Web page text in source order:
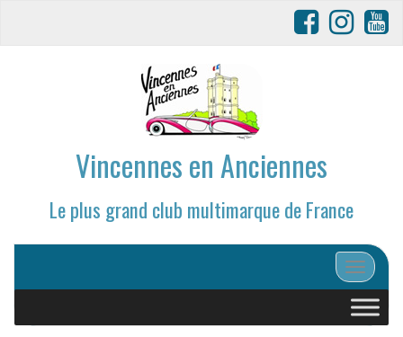
Vincennes en Anciennes
Le plus grand club multimarque de France
Afficher/